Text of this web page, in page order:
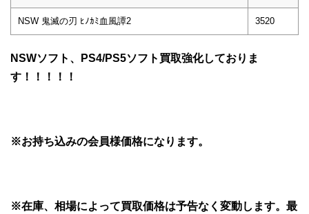
NSW 鬼滅の刃 ﾋﾉｶﾐ血風譚2 3520
NSWソフト、PS4/PS5ソフト買取強化しておりま
す！！！！！
※お持ち込みの会員様価格になります。
※在庫、相場によって買取価格は予告なく変動します。最